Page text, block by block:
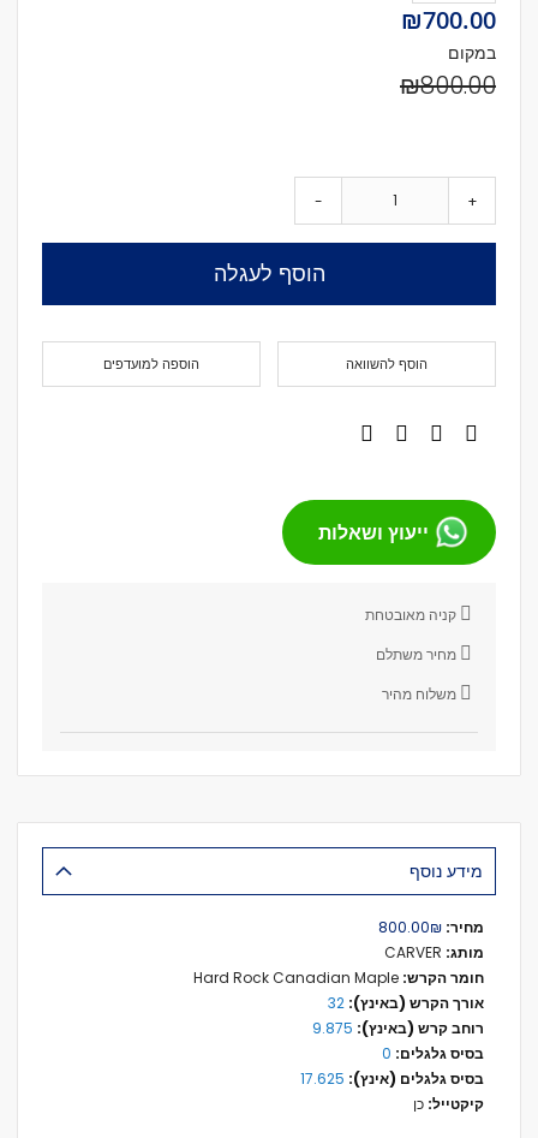
Special
Price
₪700.00
במקום
₪800.00
- +
הוסף לעגלה
הוספה למועדפים הוסף להשוואה
ייעוץ ושאלות
קניה מאובטחת
מחיר משתלם
משלוח מהיר
מידע נוסף
מידע
נוסף
₪‏800.00
32
9.875
0
17.625
כן